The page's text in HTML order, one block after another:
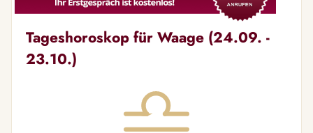
Tageshoroskop für Waage (24.09. -
23.10.)